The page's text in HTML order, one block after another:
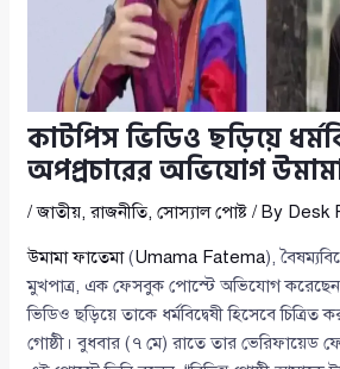
কাটপিস ভিডিও ছড়িয়ে
অপপ্রচারের অভিযোগ
/জাতীয়,রাজনীতি,সোস্যাল পোষ্ট / By Desk
উমামা ফাতেমা(Umama Fatema),
মুখপাত্র, এক ফেসবুক পোস্টে অভিযোগ
ভিডিও ছড়িয়ে তাকে ধর্মবিদ্বেষী হিসেবে চিত্রিত
গোষ্ঠী। বুধবার (৭ মে) রাতে তার ভেরিফায়েড